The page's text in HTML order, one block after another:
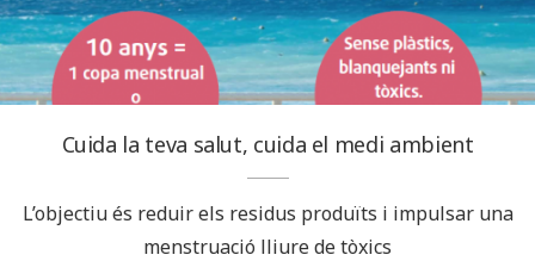
Cuida la teva salut, cuida el medi ambient
L’objectiu és reduir els residus produïts i impulsar una
menstruació lliure de tòxics